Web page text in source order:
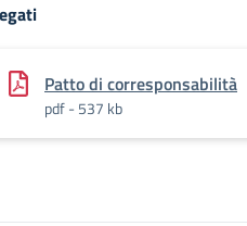
Patto di corresponsabilità
pdf - 537 kb